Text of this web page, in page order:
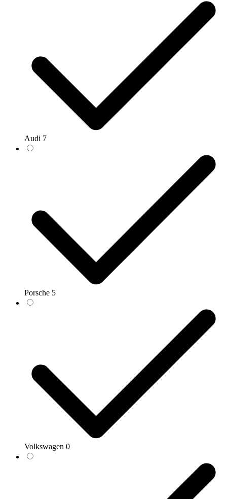
Audi 7
Porsche 5
Volkswagen 0